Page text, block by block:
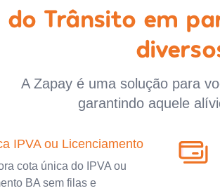
do Trânsito em
A Zapay é uma solução para
garantindo aquele
IPVA ou Licenciamento
cota única do IPVA ou
BA sem filas e